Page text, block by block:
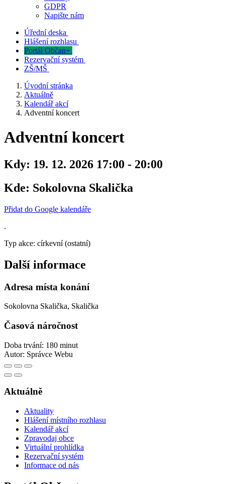
GDPR
Napište nám
Úřední deska
Hlášení rozhlasu
Portál Občan+
Rezervační systém
ZŠ/MŠ
Úvodní stránka
Aktuálně
Kalendář akcí
Adventní koncert
Adventní koncert
Kdy: 19. 12. 2026 17:00 - 20:00
Kde: Sokolovna Skalička
Přidat do Google kalendáře
.
Typ akce: církevní (ostatní)
Další informace
Adresa místa konání
Sokolovna Skalička, Skalička
Časová náročnost
Doba trvání: 180 minut
Autor: Správce Webu
Aktuálně
Aktuality
Hlášení místního rozhlasu
Kalendář akcí
Zpravodaj obce
Virtuální prohlídka
Rezervační systém
Informace od nás